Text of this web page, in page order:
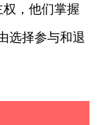
权，他们掌握
选择参与和退